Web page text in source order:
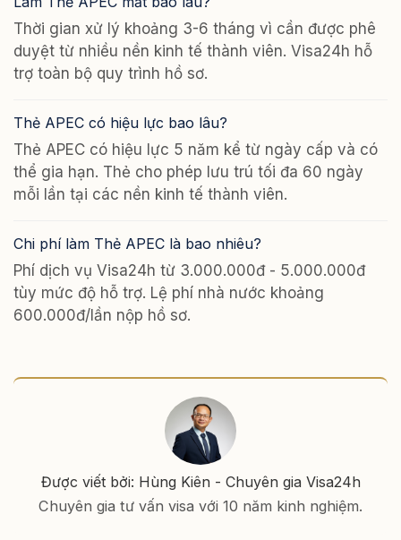
Thời gian xử lý khoảng 3-6 tháng vì cần được phê
duyệt từ nhiều nền kinh tế thành viên. Visa24h hỗ
trợ toàn bộ quy trình hồ sơ.
Thẻ APEC có hiệu lực bao lâu?
Thẻ APEC có hiệu lực 5 năm kể từ ngày cấp và có
thể gia hạn. Thẻ cho phép lưu trú tối đa 60 ngày
mỗi lần tại các nền kinh tế thành viên.
Chi phí làm Thẻ APEC là bao nhiêu?
Phí dịch vụ Visa24h từ 3.000.000đ - 5.000.000đ
tùy mức độ hỗ trợ. Lệ phí nhà nước khoảng
600.000đ/lần nộp hồ sơ.
Được viết bởi: Hùng Kiên - Chuyên gia Visa24h
Chuyên gia tư vấn visa với 10 năm kinh nghiệm.